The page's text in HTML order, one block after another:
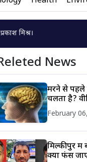
News
मरने से पहले
चलता है?
February
मिल्कीपुर में
क्या फंस